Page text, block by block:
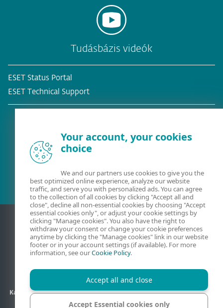
Tudásbázis videók
ESET Status Portal
ESET Technical Support
Kapcsolat Adatkezelés ÁSZF Partneroldalak
Oldaltérkép
Sütik kezelése
Your account, your cookies
choice
We and our partners use cookies to give you the
best optimized online experience, analyze our website
traffic, and serve you with personalized ads. You can agree
to the collection of all cookies by clicking "Accept all and
close", decline all non-essential cookies by choosing "Accept
essential cookies only", or adjust your cookie settings by
clicking "Manage cookies". You also have the right to
withdraw your consent or change your cookie preferences
anytime by clicking the "Manage cookies" link in our website
footer or in your account settings (if available). For more
information, see ourCookie Policy.
Accept all and close
Accept Essential cookies only